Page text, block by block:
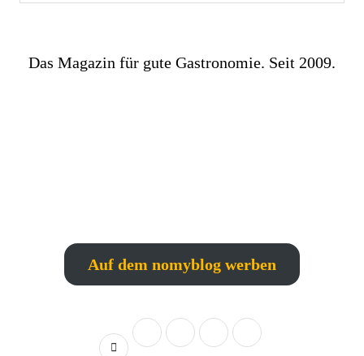
Das Magazin für gute Gastronomie. Seit 2009.
Auf dem nomyblog werben